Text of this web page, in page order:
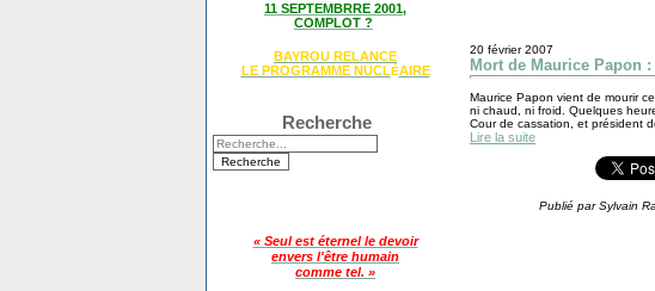
11 SEPTEMBRRE 2001,
COMPLOT ?
BAYROU RELANCE
LE PROGRAMME NUCLÉAIRE
Recherche
« Seul est éternel le devoir
envers l'être humain
comme tel. »
20 février 2007
Mort de Maurice Papon
Maurice Papon vient de mourir
ni chaud, ni froid. Quelques
Cour de cassation, et président
Lire la suite
Publié par Sylvain